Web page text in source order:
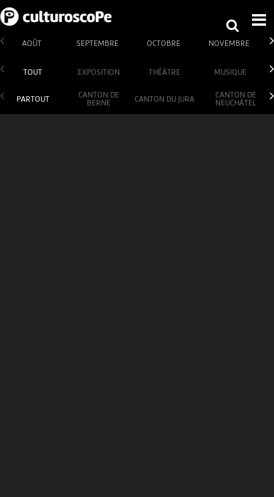
AOÛT SEPTEMBRE OCTOBRE NOVEMBRE
TOUT EXPOSITION THÉÂTRE MUSIQUE
PARTOUT
CANTON DE
BERNE
CANTON DU JURA
CANTON DE
NEUCHÂTEL